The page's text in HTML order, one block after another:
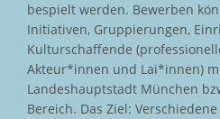
bespielt werden. Bewerben
Initiativen, Gruppierungen,
Kulturschaffende
Akteur*innen und Lai*innen)
Landeshauptstadt München
Bereich. Das Ziel: